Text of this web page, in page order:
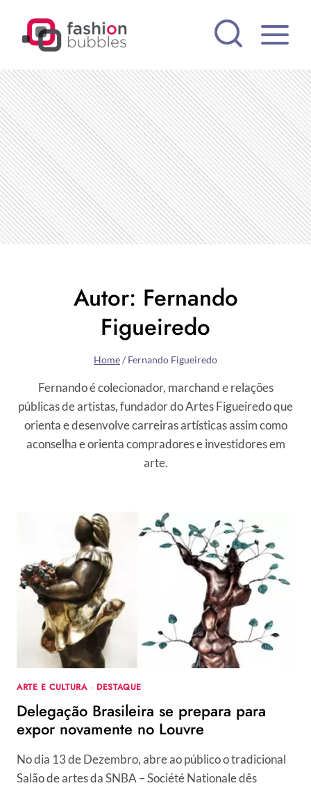
Autor: Fernando
Figueiredo
Home/ Fernando Figueiredo
Fernando é colecionador, marchand e relações
públicas de artistas, fundador do Artes Figueiredo que
orienta e desenvolve carreiras artísticas assim como
aconselha e orienta compradores e investidores em
arte.
ARTE E CULTURA· DESTAQUE
Delegação Brasileira se prepara para
expor novamente no Louvre
No dia 13 de Dezembro, abre ao público o tradicional
Salão de artes da SNBA – Société Nationale dês